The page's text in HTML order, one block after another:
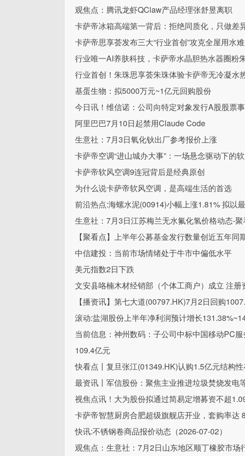
观焦点：腾讯龙虾QClaw产品经理张舒昱离职
卡萨帝冰箱高端第一背后：拒绝同质化，只做差
卡萨帝思享荟发布三大“行业首创”攻克全屋用水
行业唯一AI养肤科技，卡萨帝水晶胆热水器圈粉
行业首创！朱珠思享荟朱珠体验卡萨帝无冷凝水
基蛋生物：拟5000万元~1亿元回购股份
今日讯！维信诺：公司向特定对象发行A股股票
阿里巴巴7月10日起禁用Claude Code
生意社：7月3日氧化钬出厂参考报价上涨
卡萨帝空调“进山城办大事”：一场悬念驱动下的
卡萨帝软风空调9连冠背后是经典原创
为什么说卡萨帝软风空调，是高端生活的首选
前沿热点:海螺水泥(00914)小幅上涨1.81% 拟以
生意社：7月3日江苏梅兰无水氟化氢价格动态-聚
【聚看点】上半年公募基金发行数量创近五年同
中信建投：当前市场情绪处于牛市中偏低水平
美元指数2日下跌
文安县咯楠木材经销部（个体工商户）成立 注册
【播资讯】第七大道(00797.HK)7月2日回购
滚动:盐湖股份上半年净利润预计增长
当前信息：神州数码：子公司中标中国移动PC
109.4亿元
快看点丨复旦张江(01349.HK)认购1.5亿元结构
最资讯丨军信股份：聚焦主业推进垃圾焚烧发电
视焦点讯！大为股份拟通过简易定增募资不超
卡萨帝智慧厨房合肥超级旗舰店开业，套购率达
快讯:不锈钢卷商品报价动态（2026-07-02）
观焦点：生意社：7月2日山东地区顺丁橡胶市场